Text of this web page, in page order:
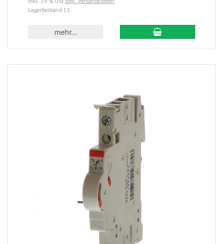
Lagerbestand 11
mehr...